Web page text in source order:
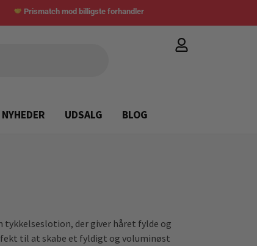
Prismatch mod billigste forhandler
NYHEDER UDSALG BLOG
tykkelseslotion, der giver håret fylde og
til at skabe et fyldigt og voluminøst